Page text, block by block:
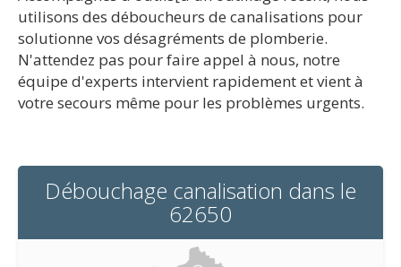
utilisons des déboucheurs de canalisations pour
solutionne vos désagréments de plomberie.
N'attendez pas pour faire appel à nous, notre
équipe d'experts intervient rapidement et vient à
votre secours même pour les problèmes urgents.
Débouchage canalisation dans le
62650